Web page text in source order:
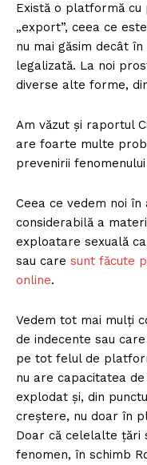
Există o platformă cu
„export”, ceea ce
nu mai găsim decât
legalizată. La noi
diverse alte forme,
Am văzut și raportul
are foarte multe
prevenirii
Ceea ce vedem noi
considerabilă a
exploatare sexuală
sau care sunt făcute
online.
Vedem tot mai mulți
de indecente sau
pe tot felul de
nu are capacitatea
explodat și, din
creștere, nu doar în
Doar că celelalte țări
fenomen, în schimb